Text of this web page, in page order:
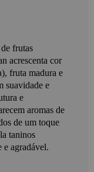
frutas
acrescenta cor
fruta madura e
suavidade e
e
aromas de
de um toque
taninos
e agradável.